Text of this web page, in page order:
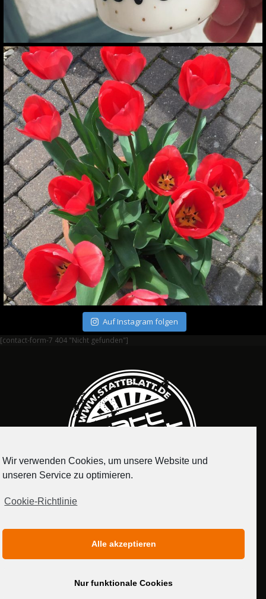
Auf Instagram folgen
[contact-form-7 404 "Nicht gefunden"]
MEDIADATEN
Wir verwenden Cookies, um unsere Website und
unseren Service zu optimieren.
Cookie-Richtlinie
Alle akzeptieren
Nur funktionale Cookies